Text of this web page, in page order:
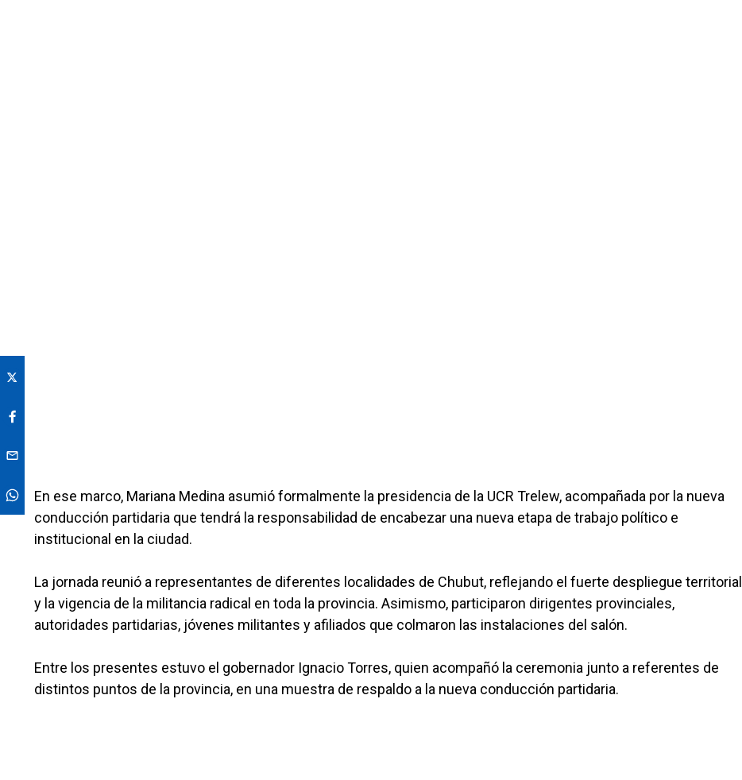
En ese marco, Mariana Medina asumió formalmente la presidencia de la UCR Trelew, acompañada por la nueva
conducción partidaria que tendrá la responsabilidad de encabezar una nueva etapa de trabajo político e
institucional en la ciudad.
La jornada reunió a representantes de diferentes localidades de Chubut, reflejando el fuerte despliegue territorial
y la vigencia de la militancia radical en toda la provincia. Asimismo, participaron dirigentes provinciales,
autoridades partidarias, jóvenes militantes y afiliados que colmaron las instalaciones del salón.
Entre los presentes estuvo el gobernador Ignacio Torres, quien acompañó la ceremonia junto a referentes de
distintos puntos de la provincia, en una muestra de respaldo a la nueva conducción partidaria.